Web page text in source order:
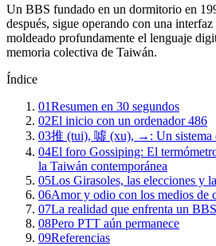
Un BBS fundado en un dormitorio en
después, sigue operando con una
moldeado profundamente el lenguaje
memoria colectiva de Taiwán.
Índice
01Resumen en 30 segundos
02El inicio con un ordenador 486
03推 (tui), 噓 (xu), →: Un sistema
04El foro Gossiping: El
la Taiwán contemporánea
05Los Girasoles, las elecciones y
06Amor y odio con los medios de
07La realidad que enfrenta un
08Pero PTT aún permanece
09Referencias